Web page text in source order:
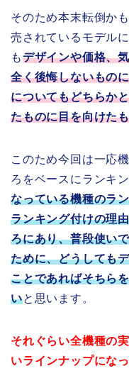
そのため本末転倒か
売されているモデル
もデザインや価格、
全く後悔しないもの
についてもどちらか
たものに目を向けた
このため今回は一応
ろをベースにランキ
なっている機種のラ
ランキング付けの理
ろにあり、普段使い
ために、どうしても
ことであればそちら
いと思います。
それぐらい全機種の
いラインナップにな